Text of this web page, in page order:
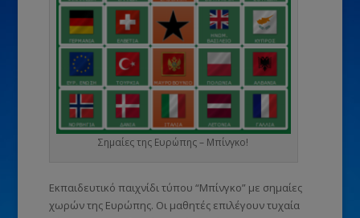
Σημαίες της Ευρώπης – Μπίνγκο!
Εκπαιδευτικό παιχνίδι τύπου “Μπίνγκο” με σημαίες
χωρών της Ευρώπης. Οι μαθητές επιλέγουν τυχαία